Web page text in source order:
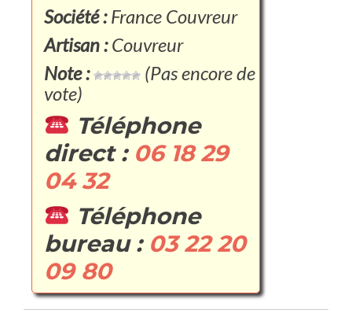
Société :France Couvreur
Artisan :Couvreur
Note :
(Pas encore de
vote)
Téléphone
direct : 06 18 29
04 32
Téléphone
bureau : 03 22 20
09 80